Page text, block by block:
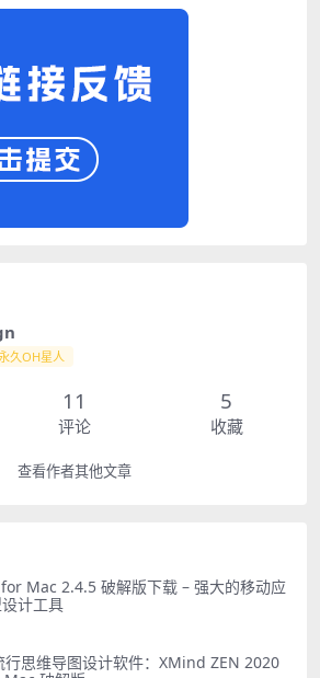
久OH星人
11
评论
5
收藏
查看作者其他文章
Mac 2.4.5 破解版下载 – 强大的移动应
计工具
行思维导图设计软件：XMind ZEN 2020